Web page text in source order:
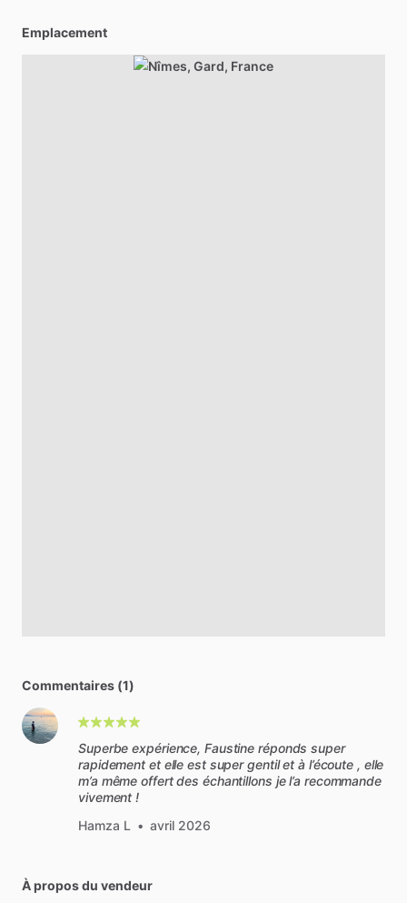
Emplacement
Commentaires (1)
Superbe expérience, Faustine réponds super
rapidement et elle est super gentil et à l’écoute , elle
m’a même offert des échantillons je l’a recommande
vivement !
Hamza L • avril 2026
À propos du vendeur